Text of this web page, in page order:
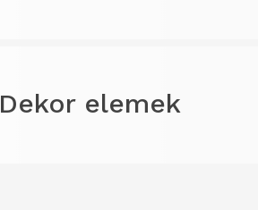
Dekor elemek